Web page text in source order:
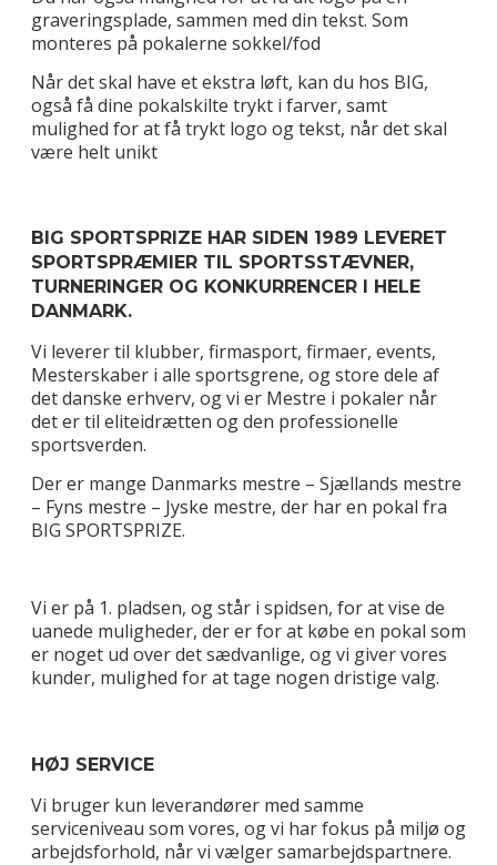
graveringsplade, sammen med din tekst. Som
monteres på pokalerne sokkel/fod
Når det skal have et ekstra løft, kan du hos BIG,
også få dine pokalskilte trykt i farver, samt
mulighed for at få trykt logo og tekst, når det skal
være helt unikt
BIG SPORTSPRIZE HAR SIDEN 1989 LEVERET
SPORTSPRÆMIER TIL SPORTSSTÆVNER,
TURNERINGER OG KONKURRENCER I HELE
DANMARK.
Vi leverer til klubber, firmasport, firmaer, events,
Mesterskaber i alle sportsgrene, og store dele af
det danske erhverv, og vi er Mestre i pokaler når
det er til eliteidrætten og den professionelle
sportsverden.
Der er mange Danmarks mestre – Sjællands mestre
– Fyns mestre – Jyske mestre, der har en pokal fra
BIG SPORTSPRIZE.
Vi er på 1. pladsen, og står i spidsen, for at vise de
uanede muligheder, der er for at købe en pokal som
er noget ud over det sædvanlige, og vi giver vores
kunder, mulighed for at tage nogen dristige valg.
HØJ SERVICE
Vi bruger kun leverandører med samme
serviceniveau som vores, og vi har fokus på miljø og
arbejdsforhold, når vi vælger samarbejdspartnere.